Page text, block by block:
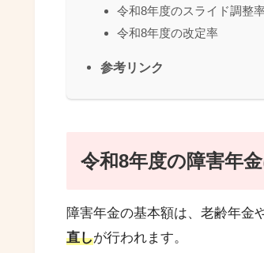
令和8年度のスライド調整
令和8年度の改定率
参考リンク
令和8年度の障害年
障害年金の基本額は、老齢年金
直しが行われます。